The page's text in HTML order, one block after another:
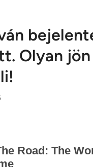
Olyan jön